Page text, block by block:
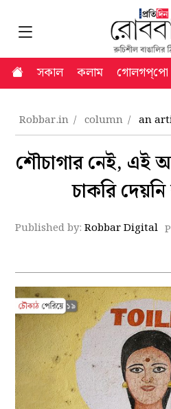
সকাল কলাম গোলগপ্‌পো
Robbar.in column an
শৌচাগার নেই, এই
চাকরি
Published by:Robbar Digital